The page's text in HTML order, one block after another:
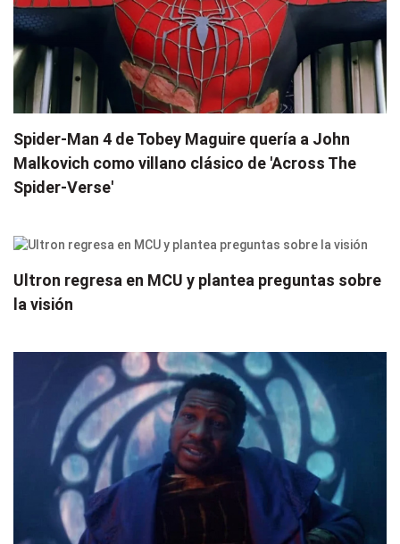
Spider-Man 4 de Tobey Maguire quería a John
Malkovich como villano clásico de 'Across The
Spider-Verse'
Ultron regresa en MCU y plantea preguntas sobre
la visión